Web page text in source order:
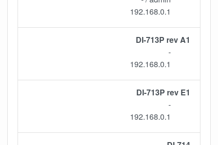
192.168.0.1
DI-713P rev A1
-
192.168.0.1
DI-713P rev E1
-
192.168.0.1